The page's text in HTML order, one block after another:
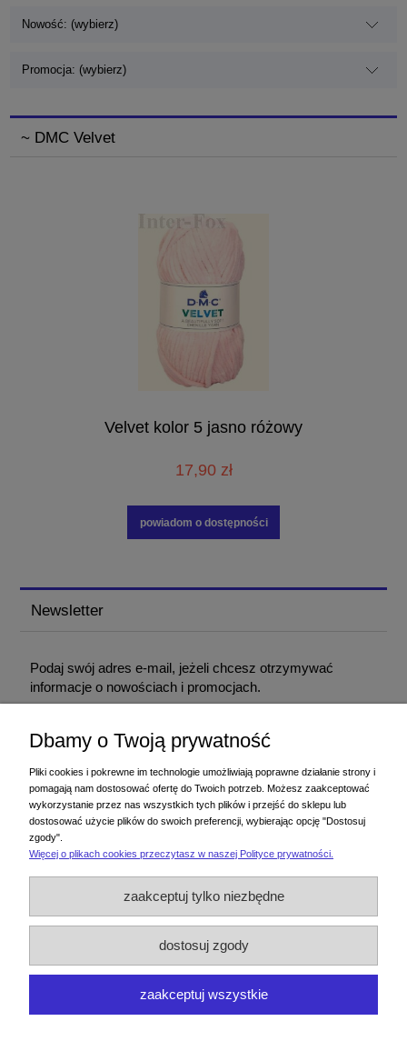
Nowość: (wybierz)
Promocja: (wybierz)
~ DMC Velvet
Velvet kolor 5 jasno różowy
17,90 zł
powiadom o dostępności
Newsletter
Podaj swój adres e-mail, jeżeli chcesz otrzymywać
informacje o nowościach i promocjach.
Podając adres e-mail, wyrażasz zgodę na otrzymywanie informacji handlowej
drogą elektroniczną na podany adres. Zgodę można wycofać w każdym
czasie. Wycofanie zgody nie wpływa na zgodność z prawem przetwarzania
dokonanego przed jej wycofaniem.
Pomoc
Informacje
Dbamy o Twoją prywatność
Pliki cookies i pokrewne im technologie umożliwiają poprawne działanie strony i
pomagają nam dostosować ofertę do Twoich potrzeb. Możesz zaakceptować
wykorzystanie przez nas wszystkich tych plików i przejść do sklepu lub
dostosować użycie plików do swoich preferencji, wybierając opcję "Dostosuj
zgody".
Więcej o plikach cookies przeczytasz w naszej Polityce prywatności.
zaakceptuj tylko niezbędne
dostosuj zgody
zaakceptuj wszystkie